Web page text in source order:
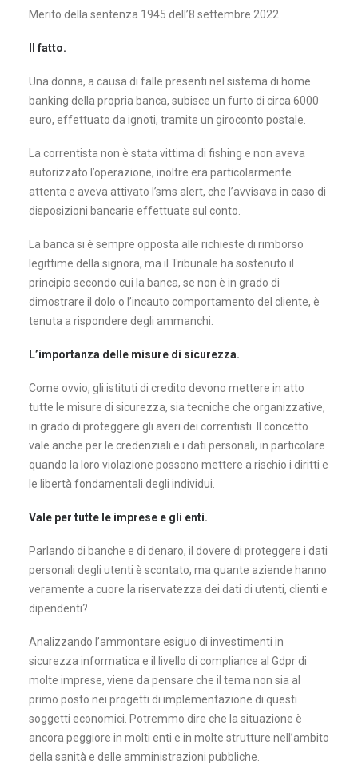
Merito della sentenza 1945 dell’8 settembre 2022.
Il fatto.
Una donna, a causa di falle presenti nel sistema di home
banking della propria banca, subisce un furto di circa 6000
euro, effettuato da ignoti, tramite un giroconto postale.
La correntista non è stata vittima di fishing e non aveva
autorizzato l’operazione, inoltre era particolarmente
attenta e aveva attivato l’sms alert, che l’avvisava in caso di
disposizioni bancarie effettuate sul conto.
La banca si è sempre opposta alle richieste di rimborso
legittime della signora, ma il Tribunale ha sostenuto il
principio secondo cui la banca, se non è in grado di
dimostrare il dolo o l’incauto comportamento del cliente, è
tenuta a rispondere degli ammanchi.
L’importanza delle misure di sicurezza.
Come ovvio, gli istituti di credito devono mettere in atto
tutte le misure di sicurezza, sia tecniche che organizzative,
in grado di proteggere gli averi dei correntisti. Il concetto
vale anche per le credenziali e i dati personali, in particolare
quando la loro violazione possono mettere a rischio i diritti e
le libertà fondamentali degli individui.
Vale per tutte le imprese e gli enti.
Parlando di banche e di denaro, il dovere di proteggere i dati
personali degli utenti è scontato, ma quante aziende hanno
veramente a cuore la riservatezza dei dati di utenti, clienti e
dipendenti?
Analizzando l’ammontare esiguo di investimenti in
sicurezza informatica e il livello di compliance al Gdpr di
molte imprese, viene da pensare che il tema non sia al
primo posto nei progetti di implementazione di questi
soggetti economici. Potremmo dire che la situazione è
ancora peggiore in molti enti e in molte strutture nell’ambito
della sanità e delle amministrazioni pubbliche.